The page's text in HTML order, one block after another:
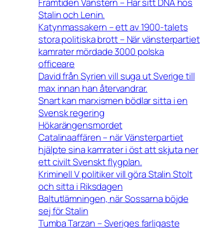
Framtiden Vänstern – Har sitt DNA hos
Stalin och Lenin.
Katynmassakern – ett av 1900-talets
stora politiska brott – När vänsterpartiet
kamrater mördade 3000 polska
officeare
David från Syrien vill suga ut Sverige till
max innan han återvandrar.
Snart kan marxismen bödlar sitta i en
Svensk regering
Hökarängensmordet
Catalinaaffären – när Vänsterpartiet
hjälpte sina kamrater i öst att skjuta ner
ett civilt Svenskt flygplan.
Kriminell V politiker vill göra Stalin Stolt
och sitta i Riksdagen
Baltutlämningen, när Sossarna böjde
sej för Stalin
Tumba Tarzan – Sveriges farligaste